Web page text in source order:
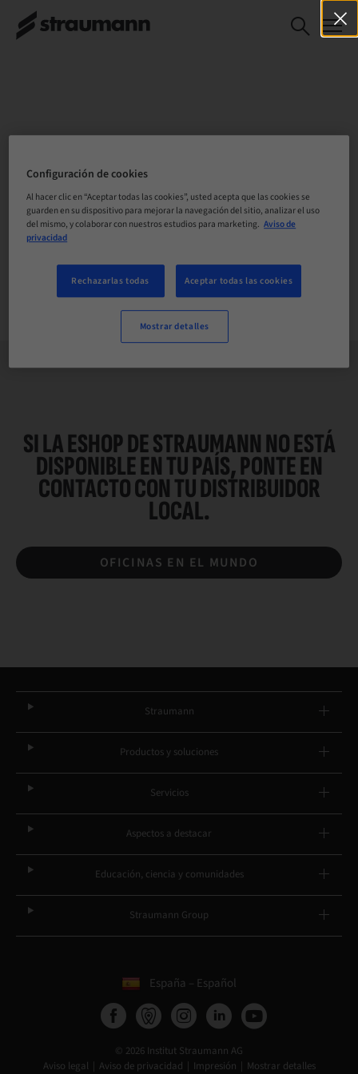
ELIJE TU UBICACIÓN
Empresa
SI LA ESHOP DE STRAUMANN NO ESTÁ
DISPONIBLE EN TU PAÍS, PONTE EN
CONTACTO CON TUDISTRIBUIDOR
LOCAL.
OFICINAS EN EL MUNDO
Straumann
Productos y soluciones
Servicios
Aspectos a destacar
Educación, ciencia y comunidades
Straumann Group
España – Español
© 2026 Institut Straumann AG
Aviso legal
Aviso de privacidad Impresión Mostrar detalles
Configuración de cookies
Al hacer clic en “Aceptar todas las cookies”, usted acepta que las cookies se
guarden en su dispositivo para mejorar la navegación del sitio, analizar el uso
del mismo, y colaborar con nuestros estudios para marketing. Aviso de
privacidad
Rechazarlas todas Aceptar todas las cookies
Mostrar detalles